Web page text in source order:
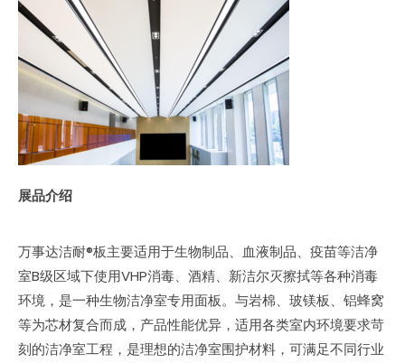
展品介绍
万事达洁耐®板主要适用于生物制品、血液制品、疫苗等洁净
室B级区域下使用VHP消毒、酒精、新洁尔灭擦拭等各种消毒
环境，是一种生物洁净室专用面板。与岩棉、玻镁板、铝蜂窝
等为芯材复合而成，产品性能优异，适用各类室内环境要求苛
刻的洁净室工程，是理想的洁净室围护材料，可满足不同行业